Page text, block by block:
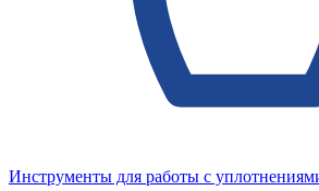
Инструменты для работы с